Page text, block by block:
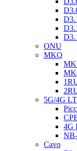
ONU
MKQ
5G/4G
4G
Cavo